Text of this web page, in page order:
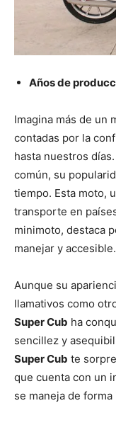
Años de
Imagina más de un
contadas por la
hasta nuestros
común, su
tiempo. Esta moto,
transporte en
minimoto, destaca
manejar y accesible.
Aunque su
llamativos como
Super Cub ha
sencillez y
Super Cub te
que cuenta con un
se maneja de